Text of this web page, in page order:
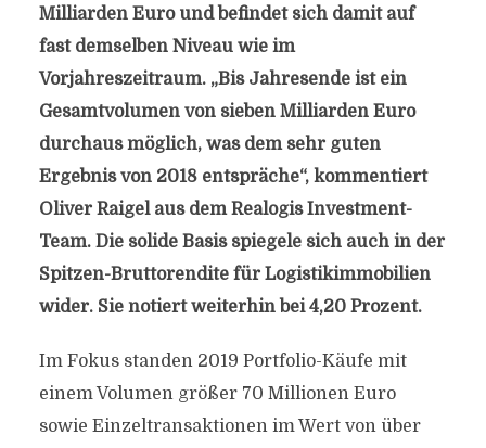
Milliarden Euro und befindet sich damit auf
fast demselben Niveau wie im
Vorjahreszeitraum. „Bis Jahresende ist ein
Gesamtvolumen von sieben Milliarden Euro
durchaus möglich, was dem sehr guten
Ergebnis von 2018 entspräche“, kommentiert
Oliver Raigel aus dem Realogis Investment-
Team. Die solide Basis spiegele sich auch in der
Spitzen-Bruttorendite für Logistikimmobilien
wider. Sie notiert weiterhin bei 4,20 Prozent.
Im Fokus standen 2019 Portfolio-Käufe mit
einem Volumen größer 70 Millionen Euro
sowie Einzeltransaktionen im Wert von über